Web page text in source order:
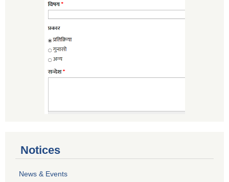
Notices
News & Events